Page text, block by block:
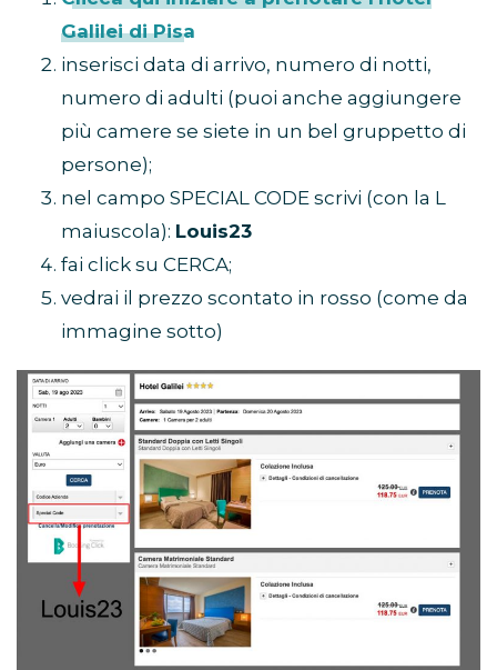
Galilei di Pisa
inserisci data di arrivo, numero di notti,
numero di adulti (puoi anche aggiungere
più camere se siete in un bel gruppetto di
persone);
nel campo SPECIAL CODE scrivi (con la L
maiuscola): Louis23
fai click su CERCA;
vedrai il prezzo scontato in rosso (come da
immagine sotto)